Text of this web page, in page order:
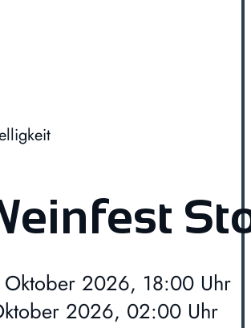
Oktober 2026, 18:00 Uhr
2026, 02:00 Uhr